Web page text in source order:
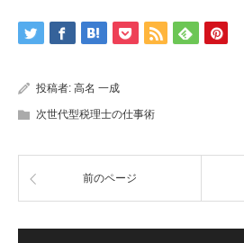
投稿者: 高名 一成
次世代型税理士の仕事術
前のページ